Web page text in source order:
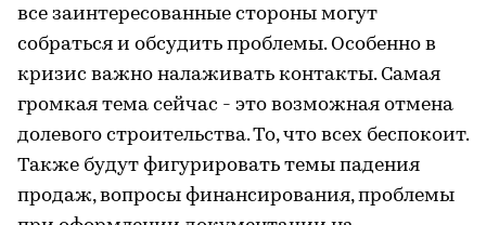
все заинтересованные стороны могут
собраться и обсудить проблемы. Особенно в
кризис важно налаживать контакты. Самая
громкая тема сейчас - это возможная отмена
долевого строительства. То, что всех беспокоит.
Также будут фигурировать темы падения
продаж, вопросы финансирования, проблемы